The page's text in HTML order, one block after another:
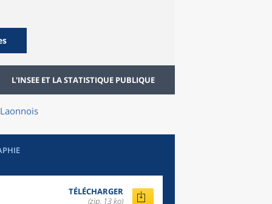
L'INSEE ET LA STATISTIQUE PUBLIQUE
TÉLÉCHARGER
(zip, 13 ko)